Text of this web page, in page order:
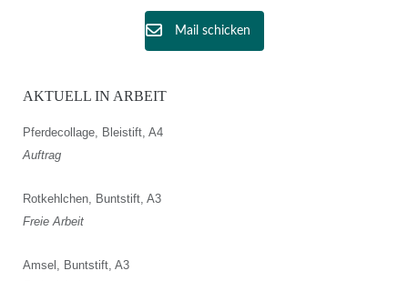
Mail schicken
AKTUELL IN ARBEIT
Pferdecollage, Bleistift, A4
Auftrag
Rotkehlchen, Buntstift, A3
Freie Arbeit
Amsel, Buntstift, A3